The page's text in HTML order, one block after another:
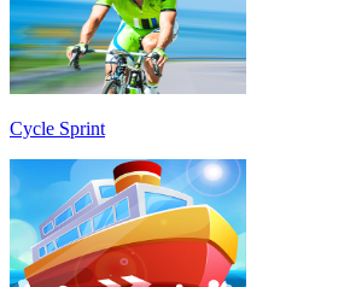
Cycle Sprint